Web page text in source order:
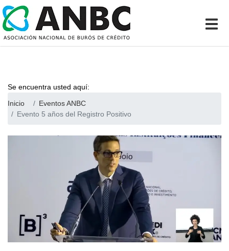
Se encuentra usted aquí:
Inicio
Eventos ANBC
Evento 5 años del Registro Positivo